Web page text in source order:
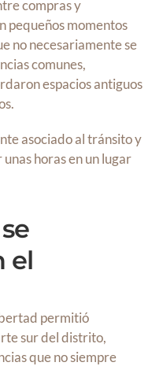
compras y
pequeños momentos
no necesariamente se
comunes,
espacios antiguos
asociado al tránsito y
horas en un lugar
el
permitió
sur del distrito,
que no siempre